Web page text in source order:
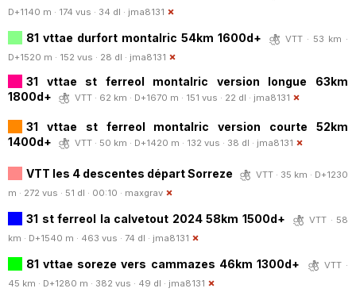
D+1140 m · 174 vus · 34 dl · jma8131
81 vttae durfort montalric 54km 1600d+
VTT · 53 km ·
D+1520 m · 152 vus · 28 dl · jma8131
31 vttae st ferreol montalric version longue 63km
1800d+
VTT · 62 km · D+1670 m · 151 vus · 22 dl · jma8131
31 vttae st ferreol montalric version courte 52km
1400d+
VTT · 50 km · D+1420 m · 132 vus · 38 dl · jma8131
VTT les 4 descentes départ Sorreze
VTT · 35 km · D+1230
m · 272 vus · 51 dl · 00:10 · maxgrav
31 st ferreol la calvetout 2024 58km 1500d+
VTT · 58
km · D+1540 m · 463 vus · 74 dl · jma8131
81 vttae soreze vers cammazes 46km 1300d+
VTT ·
45 km · D+1280 m · 382 vus · 49 dl · jma8131